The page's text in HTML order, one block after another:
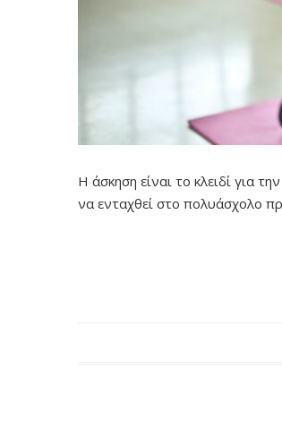
Η άσκηση είναι το κλειδί για
να ενταχθεί στο πολυάσχολο